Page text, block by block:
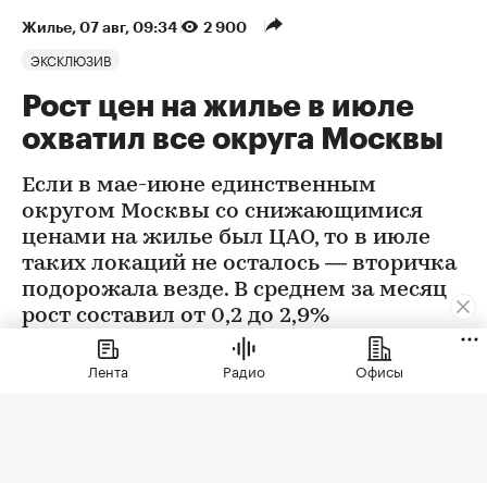
Жилье⁠, 07 авг, 09:34 2 900
ЭКСКЛЮЗИВ
Рост цен на жилье в июле
охватил все округа Москвы
Если в мае-июне единственным
округом Москвы со снижающимися
ценами на жилье был ЦАО, то в июле
таких локаций не осталось — вторичка
подорожала везде. В среднем за месяц
рост составил от 0,2 до 2,9%
Лента Радио Офисы